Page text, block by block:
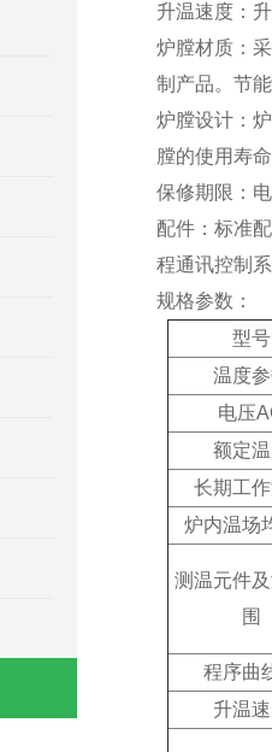
升温速度：
炉膛材质：
制产品。节
炉膛设计：
膛的使用寿
保修期限 ：
配件： 标准
程通讯控制
规格参数：
型号
温度
电压
额定
长期工
炉内温场
测温元件
围
程序曲
升温